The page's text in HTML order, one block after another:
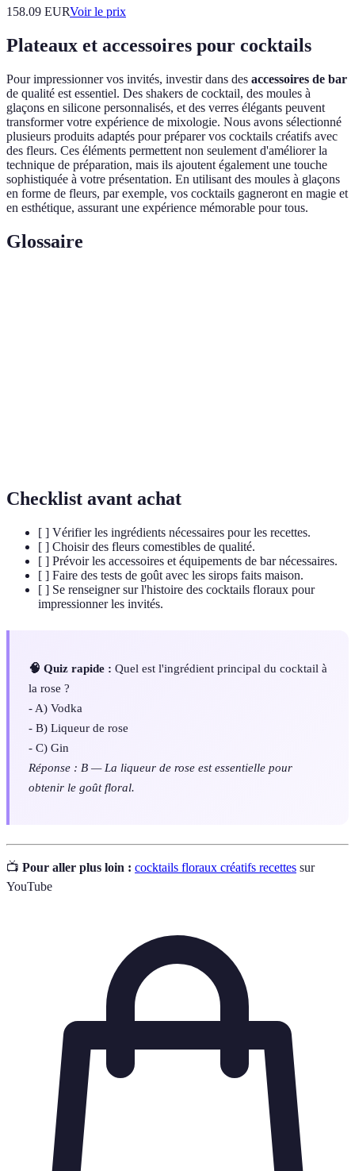
158.09 EURVoir le prix
Plateaux et accessoires pour cocktails
Pour impressionner vos invités, investir dans des accessoires de bar
de qualité est essentiel. Des shakers de cocktail, des moules à
glaçons en silicone personnalisés, et des verres élégants peuvent
transformer votre expérience de mixologie. Nous avons sélectionné
plusieurs produits adaptés pour préparer vos cocktails créatifs avec
des fleurs. Ces éléments permettent non seulement d'améliorer la
technique de préparation, mais ils ajoutent également une touche
sophistiquée à votre présentation. En utilisant des moules à glaçons
en forme de fleurs, par exemple, vos cocktails gagneront en magie et
en esthétique, assurant une expérience mémorable pour tous.
Glossaire
Checklist avant achat
[ ] Vérifier les ingrédients nécessaires pour les recettes.
[ ] Choisir des fleurs comestibles de qualité.
[ ] Prévoir les accessoires et équipements de bar nécessaires.
[ ] Faire des tests de goût avec les sirops faits maison.
[ ] Se renseigner sur l'histoire des cocktails floraux pour
impressionner les invités.
🧠 Quiz rapide : Quel est l'ingrédient principal du cocktail à
la rose ?
- A) Vodka
- B) Liqueur de rose
- C) Gin
Réponse : B — La liqueur de rose est essentielle pour
obtenir le goût floral.
📺 Pour aller plus loin : cocktails floraux créatifs recettes sur
YouTube